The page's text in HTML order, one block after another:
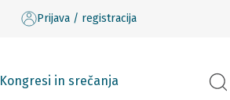
Prijava / registracija
Kongresi in srečanja